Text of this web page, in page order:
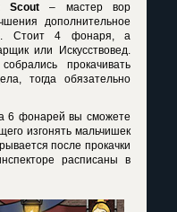
Scout
– мастер вор
дополнительное
Стоит 4 фонаря, а
или Искусствовед.
прокачивать
тогда обязательно
6 фонарей вы сможете
изгонять мальчишек
после прокачки
расписаны в